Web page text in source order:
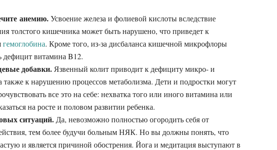
анемию.Усвоение железа и фолиевой кислоты вследствие
толстого кишечника может быть нарушено, что приведет к
гемоглобина. Кроме того, из-за дисбаланса кишечной микрофлоры
дефицит витамина B12.
добавки. Язвенный колит приводит к дефициту микро- и
также к нарушению процессов метаболизма. Дети и подростки могут
все это на себе: нехватка того или иного витамина или
на росте и половом развитии ребенка.
ситуаций. Да, невозможно полностью огородить себя от
тем более будучи больным НЯК. Но вы должны понять, что
и является причиной обострения. Йога и медитация выступают в